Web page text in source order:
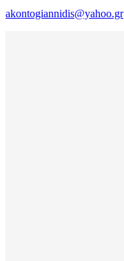
akontogiannidis@yahoo.gr